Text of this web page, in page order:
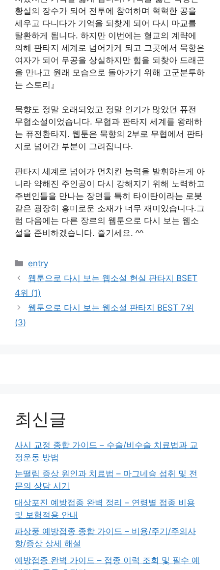
황실의 장수가 되어 전투에 참여하며 혁혁한 공을
세우고 다니다가 기억을 되찾게 되어 다시 마교를
탈환하게 됩니다. 하지만 이번에는 혈교의 계략에
의해 판타지 세계로 넘어가게 되고 그곳에서 묵향은
여자가 되어 무공을 상실하지만 힘을 되찾아 드래곤
을 만나고 원래 모습으로 돌아가기 위해 고군분투하
는 스토리 』
묵향도 정말 오래되었고 정말 인기가 많았던 퓨전
무협소설이었습니다. 무협과 판타지 세계를 왕래하
는 퓨전환타지. 웹툰은 묵향의 2부로 무협에서 판타
지로 넘어간 부분이 그려집니다.
판타지 세계로 넘어가 먼치킨 능력을 발휘하는게 아
니라 약해진 주인공이 다시 강해지기 위해 노력하고
주변인들을 만나는 장면들 특히 타이탄이라는 로봇
같은 굉장히 흥미로운 소재가 너무 재미있습니다.그
럼 다음에는 다른 장르의 웹툰으로 다시 보는 웹소
설을 준비하겠습니다. 즐기세요. ^^
카
테
고
리
entry
웹툰으로 다시 보는 웹소설 현실 판타지 BSET
4위 (1)
웹툰으로 다시 보는 웹소설 판타지 BEST 7위
(3)
최신글
사시 교정 종합 가이드 – 수술/비수술 치료법과 교
정운동 방법
눈떨림 증상 원인과 치료법 – 마그네슘 섭취 및 전
문의 상담 시기
대상포진 예방접종 완벽 정리 – 연령별 접종 비용
및 보험적용 안내
파상풍 예방접종 종합 가이드 – 비용/주기/주의사
항/증상 상세 해설
예방접종 완벽 가이드 – 접종 이력 조회 및 필수 예